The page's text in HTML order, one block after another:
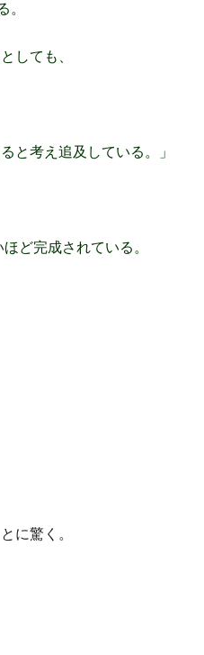
。
しても、
と考え追及している。」
ど完成されている。
に驚く。